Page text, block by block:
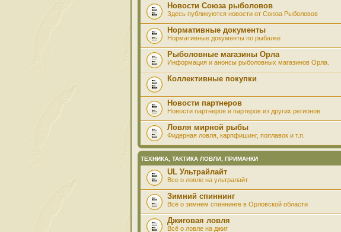
Новости Союза рыболовов
Здесь публикуются новости от Союза Рыболовов
Нормативные документы
Нормативные документы по рыбалке
Рыболовные магазины Орла
Информация и анонсы рыболовных магазинов Орла.
Коллективные покупки
Новости партнеров
Новости партнеров и партеров из других регионов
Ловля мирной рыбы
Фидерная ловля, карпфишинг, поплавок и т.п.
ТЕХНИКА, ТАКТИКА ЛОВЛИ, ПРИМАНКИ
UL Ультрайлайт
Все о ловле на ультралайт
Зимний спиннинг
Всё о зимнем спиннинге в Орловской области
Джиговая ловля
Всё о ловле на джиг